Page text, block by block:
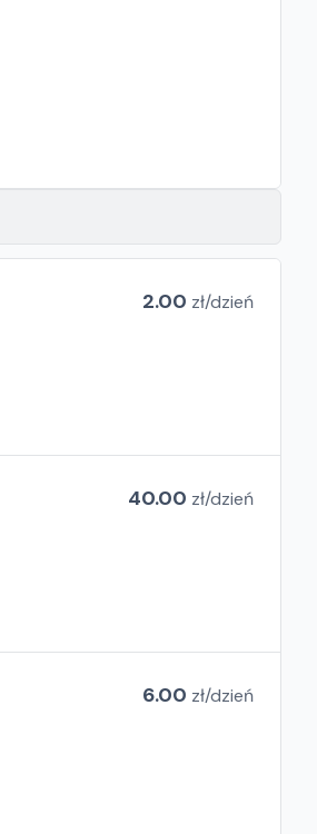
2.00 zł/dzień
40.00 zł/dzień
6.00 zł/dzień